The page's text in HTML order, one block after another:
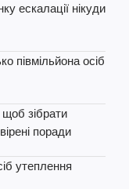
ескалації нікуди
півмільйона осіб
зібрати
поради
утеплення